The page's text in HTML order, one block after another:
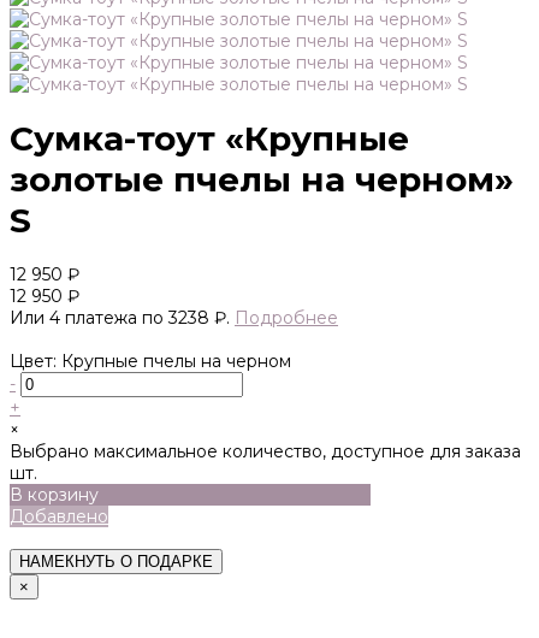
Сумка-тоут «Крупные
золотые пчелы на черном»
S
12 950 ₽
12 950 ₽
Или 4 платежа по 3238 ₽. Подробнее
Цвет: Крупные пчелы на черном
-
+
×
Выбрано максимальное количество, доступное для заказа
шт.
В корзину
Добавлено
НАМЕКНУТЬ О ПОДАРКЕ
×